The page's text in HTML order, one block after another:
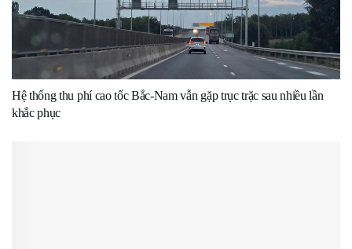
Hệ thống thu phí cao tốc Bắc-Nam vẫn gặp trục trặc sau nhiều lần
khắc phục